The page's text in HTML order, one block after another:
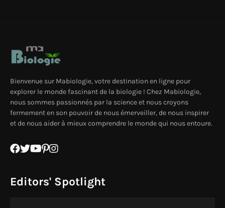
Bienvenue sur Mabiologie, votre destination en ligne pour
explorer le monde fascinant de la biologie ! Chez Mabiologie,
nous sommes passionnés par la science et nous croyons
fermement en son pouvoir de nous émerveiller, de nous inspirer
et de nous aider à mieux comprendre le monde qui nous entoure.
Editors' Spotlight